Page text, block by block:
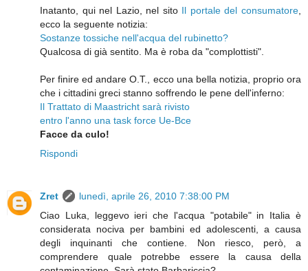
Inatanto, qui nel Lazio, nel sito Il portale del consumatore
ecco la seguente notizia:
Sostanze tossiche nell'acqua del rubinetto?
Qualcosa di già sentito. Ma è roba da "complottisti".
Per finire ed andare O.T., ecco una bella notizia, proprio ora
che i cittadini greci stanno soffrendo le pene dell'inferno:
Il Trattato di Maastricht sarà rivisto
entro l'anno una task force Ue-Bce
Facce da culo!
Rispondi
Zret
lunedì, aprile 26, 2010 7:38:00 PM
Ciao Luka, leggevo ieri che l'acqua "potabile" in Italia è
considerata nociva per bambini ed adolescenti, a causa
degli inquinanti che contiene. Non riesco, però, a
comprendere quale potrebbe essere la causa della